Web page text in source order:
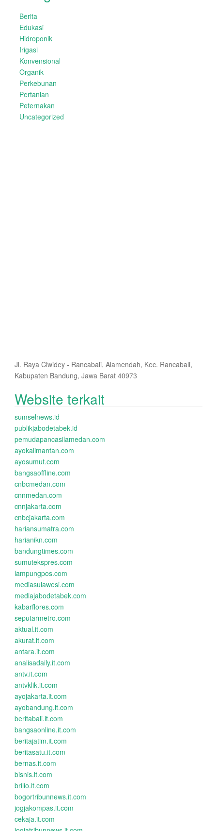
Berita
Edukasi
Hidroponik
Irigasi
Konvensional
Organik
Perkebunan
Pertanian
Peternakan
Uncategorized
Jl. Raya Ciwidey - Rancabali, Alamendah, Kec. Rancabali,
Kabupaten Bandung, Jawa Barat 40973
Website terkait
sumselnews.id
publikjabodetabek.id
pemudapancasilamedan.com
ayokalimantan.com
ayosumut.com
bangsaoffline.com
cnbcmedan.com
cnnmedan.com
cnnjakarta.com
cnbcjakarta.com
hariansumatra.com
harianikn.com
bandungtimes.com
sumutekspres.com
lampungpos.com
mediasulawesi.com
mediajabodetabek.com
kabarflores.com
seputarmetro.com
aktual.it.com
akurat.it.com
antara.it.com
analisadaily.it.com
antv.it.com
antvklik.it.com
ayojakarta.it.com
ayobandung.it.com
beritabali.it.com
bangsaonline.it.com
beritajatim.it.com
beritasatu.it.com
bernas.it.com
bisnis.it.com
brilio.it.com
bogortribunnews.it.com
jogjakompas.it.com
cekaja.it.com